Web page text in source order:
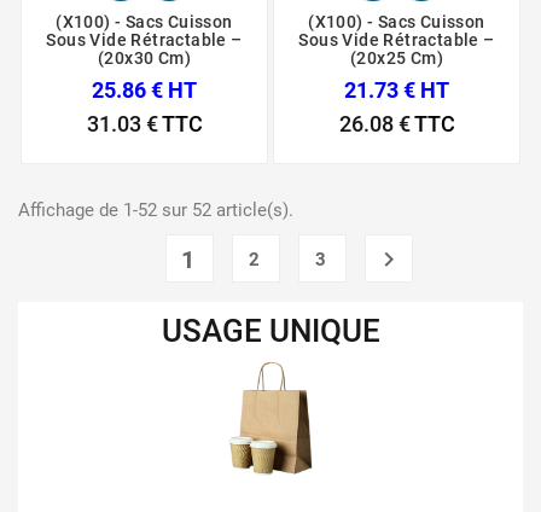
(X100) - Sacs Cuisson
Sous Vide Rétractable –
(20x30 Cm)
25.86 € HT
31.03 €TTC
(X100) - Sacs Cuisson
Sous Vide Rétractable –
(20x25 Cm)
21.73 € HT
26.08 €TTC
Affichage de 1-52 sur 52 article(s).
1 2 3 
USAGE UNIQUE